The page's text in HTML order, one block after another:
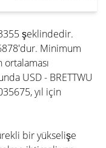
şeklindedir.
Minimum
ortalaması
USD - BRETTWU
yıl için
bir yükselişe